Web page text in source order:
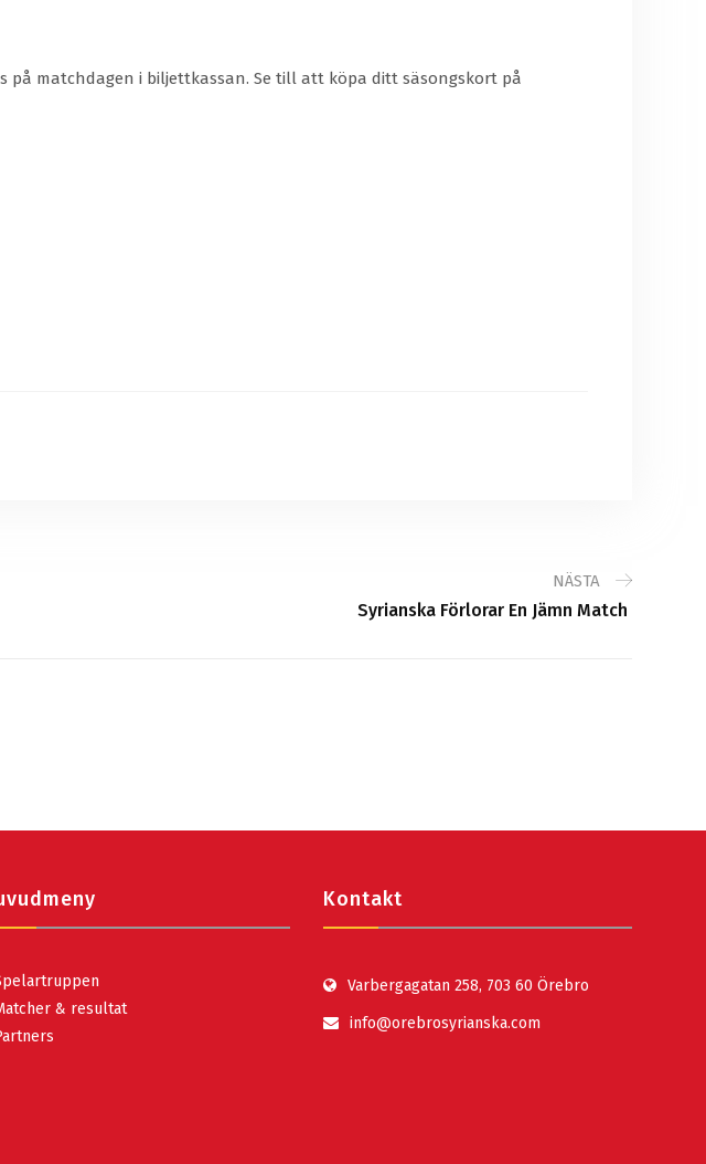
matchdagen i biljettkassan. Se till att köpa ditt säsongskort på
NÄSTA
Syrianska Förlorar En Jämn Match
& resultat
Kontakt
Varbergagatan 258, 703 60 Örebro
info@orebrosyrianska.com